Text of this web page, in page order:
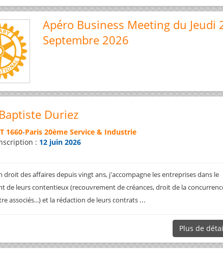
Apéro Business Meeting du Jeudi
Septembre 2026
Duriez
1660-Paris 20ème Service & Industrie
: 12 juin 2026
droit des affaires depuis vingt ans, j'accompagne les entreprises dans le
de leurs contentieux (recouvrement de créances, droit de la
associés...) et la rédaction de leurs contrats ...
Plus de